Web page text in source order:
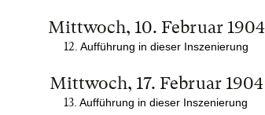
Mittwoch, 10. Februar 1904
12 Aufführung in dieser Inszenierung
Mittwoch, 17. Februar 1904
13 Aufführung in dieser Inszenierung